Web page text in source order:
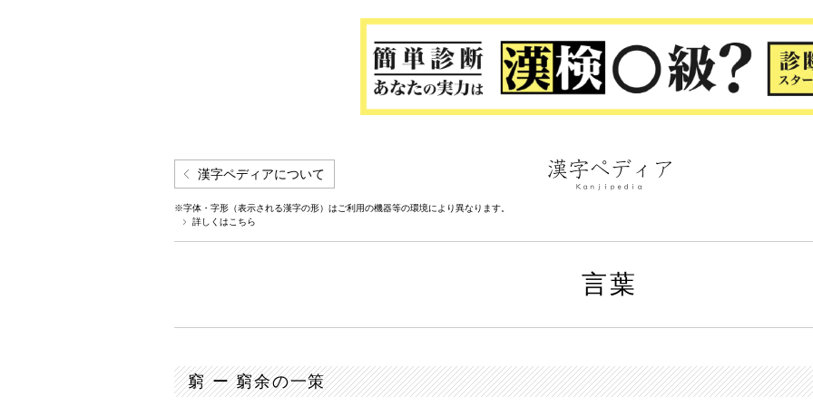
漢字ペディアについて
※字体・字形（表示される漢字の形）はご利用の機器等の環境により異なります。
詳しくはこちら
言葉
窮 ー 窮余の一策